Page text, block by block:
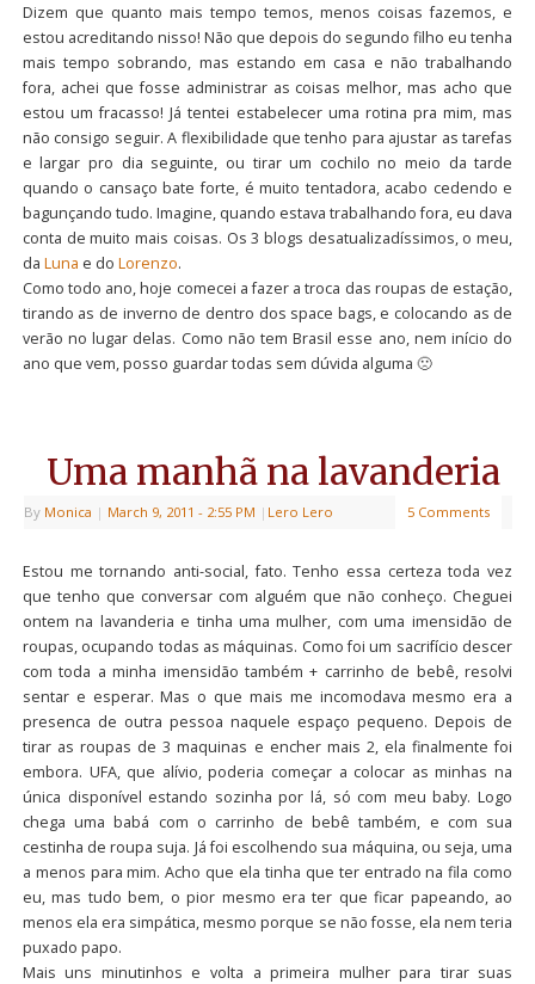
Dizem que quanto mais tempo temos, menos coisas fazemos, e
estou acreditando nisso! Não que depois do segundo filho eu tenha
mais tempo sobrando, mas estando em casa e não trabalhando
fora, achei que fosse administrar as coisas melhor, mas acho que
estou um fracasso! Já tentei estabelecer uma rotina pra mim, mas
não consigo seguir. A flexibilidade que tenho para ajustar as tarefas
e largar pro dia seguinte, ou tirar um cochilo no meio da tarde
quando o cansaço bate forte, é muito tentadora, acabo cedendo e
bagunçando tudo. Imagine, quando estava trabalhando fora, eu dava
conta de muito mais coisas. Os 3 blogs desatualizadíssimos, o meu,
da Luna e do Lorenzo.
Como todo ano, hoje comecei a fazer a troca das roupas de estação,
tirando as de inverno de dentro dos space bags, e colocando as de
verão no lugar delas. Como não tem Brasil esse ano, nem início do
ano que vem, posso guardar todas sem dúvida alguma 🙁
Uma manhã na lavanderia
By Monica | March 9, 2011 - 2:55 PM | Lero Lero 5 Comments
Estou me tornando anti-social, fato. Tenho essa certeza toda vez
que tenho que conversar com alguém que não conheço. Cheguei
ontem na lavanderia e tinha uma mulher, com uma imensidão de
roupas, ocupando todas as máquinas. Como foi um sacrifício descer
com toda a minha imensidão também + carrinho de bebê, resolvi
sentar e esperar. Mas o que mais me incomodava mesmo era a
presenca de outra pessoa naquele espaço pequeno. Depois de
tirar as roupas de 3 maquinas e encher mais 2, ela finalmente foi
embora. UFA, que alívio, poderia começar a colocar as minhas na
única disponível estando sozinha por lá, só com meu baby. Logo
chega uma babá com o carrinho de bebê também, e com sua
cestinha de roupa suja. Já foi escolhendo sua máquina, ou seja, uma
a menos para mim. Acho que ela tinha que ter entrado na fila como
eu, mas tudo bem, o pior mesmo era ter que ficar papeando, ao
menos ela era simpática, mesmo porque se não fosse, ela nem teria
puxado papo.
Mais uns minutinhos e volta a primeira mulher para tirar suas